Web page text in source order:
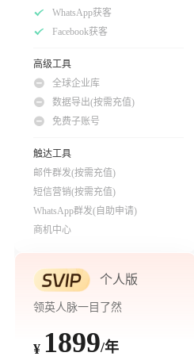
WhatsApp获客
Facebook获客
高级工具
全球企业库
数据导出(按需充值)
免费子账号
触达工具
邮件群发(按需充值)
短信营销(按需充值)
WhatsApp群发(自助申请)
商机中心
个人版
领英人脉一目了然
¥ 1899/年